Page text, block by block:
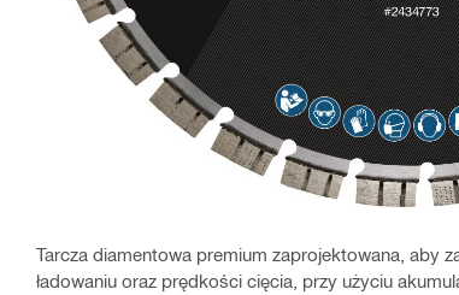
Tarcza diamentowa premium zaprojektowana, aby
ładowaniu oraz prędkości cięcia, przy użyciu